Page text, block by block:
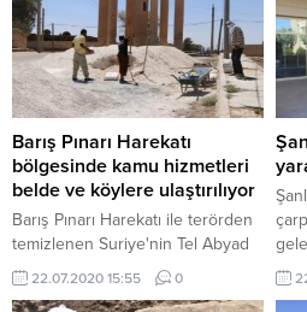
Barış Pınarı Harekatı
bölgesinde kamu hizmetleri
belde ve köylere ulaştırılıyor
Barış Pınarı Harekatı ile terörden
temizlenen Suriye'nin Tel Abyad
ilçesinde kamu hizmetleri belde
ve köylere kadar ulaştırılıyor.
22.07.2020 15:55 0